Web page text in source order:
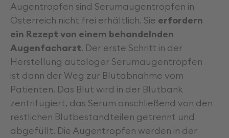
Augentropfen sind Serumaugentropfen in
Österreich nicht frei erhältlich. Sie erfordern
ein Rezept von einem behandelnden
Augenfacharzt. Der erste Schritt in der
Herstellung autologer Serumaugentropfen
ist dann der Weg zur Blutabnahme vom
Patienten. Das Blut wird in der Blutbank
zentrifugiert, das Serum anschließend von den
restlichen Blutbestandteilen getrennt und
abgefüllt. Die Augentropfen werden in der